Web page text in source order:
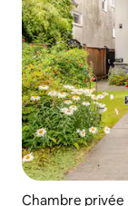
Chambre privée